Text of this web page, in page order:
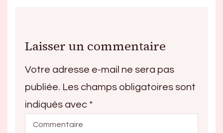
Laisser un commentaire
Votre adresse e-mail ne sera pas
publiée. Les champs obligatoires sont
indiqués avec *